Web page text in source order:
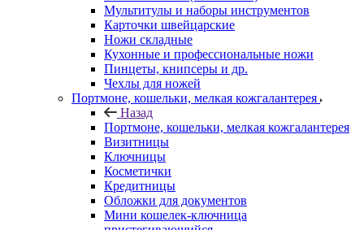
Мультитулы и наборы инструментов
Карточки швейцарские
Ножи складные
Кухонные и профессиональные ножи
Пинцеты, книпсеры и др.
Чехлы для ножей
Портмоне, кошельки, мелкая кожгалантерея
Назад
Портмоне, кошельки, мелкая кожгалантерея
Визитницы
Ключницы
Косметички
Кредитницы
Обложки для документов
Мини кошелек-ключница